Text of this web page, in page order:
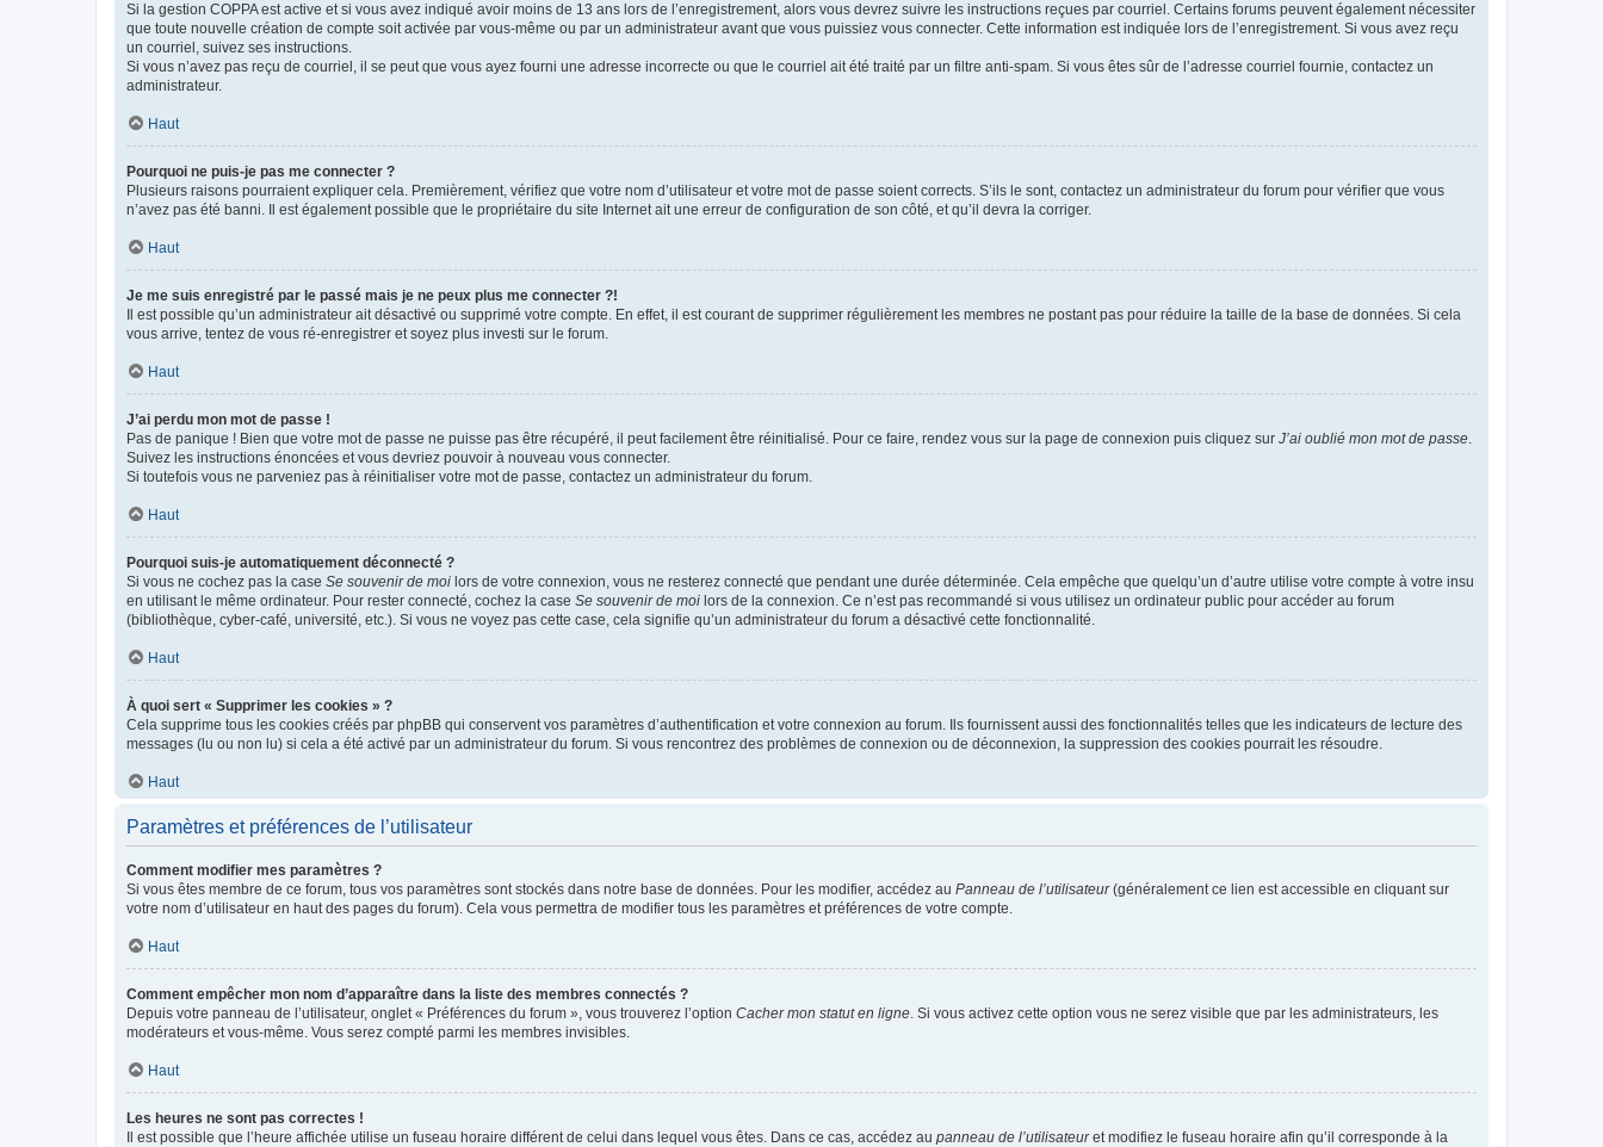
Si la gestion COPPA est active et si vous avez indiqué avoir moins de 13 ans lors de l’enregistrement, alors vous devrez suivre les instructions reçues par courriel. Certains forums peuvent également nécessiter
que toute nouvelle création de compte soit activée par vous-même ou par un administrateur avant que vous puissiez vous connecter. Cette information est indiquée lors de l’enregistrement. Si vous avez reçu
un courriel, suivez ses instructions.
Si vous n’avez pas reçu de courriel, il se peut que vous ayez fourni une adresse incorrecte ou que le courriel ait été traité par un filtre anti-spam. Si vous êtes sûr de l’adresse courriel fournie, contactez un
administrateur.
Haut
Pourquoi ne puis-je pas me connecter ?
Plusieurs raisons pourraient expliquer cela. Premièrement, vérifiez que votre nom d’utilisateur et votre mot de passe soient corrects. S’ils le sont, contactez un administrateur du forum pour vérifier que vous
n’avez pas été banni. Il est également possible que le propriétaire du site Internet ait une erreur de configuration de son côté, et qu’il devra la corriger.
Haut
Je me suis enregistré par le passé mais je ne peux plus me connecter ?!
Il est possible qu’un administrateur ait désactivé ou supprimé votre compte. En effet, il est courant de supprimer régulièrement les membres ne postant pas pour réduire la taille de la base de données. Si cela
vous arrive, tentez de vous ré-enregistrer et soyez plus investi sur le forum.
Haut
J’ai perdu mon mot de passe !
Pas de panique ! Bien que votre mot de passe ne puisse pas être récupéré, il peut facilement être réinitialisé. Pour ce faire, rendez vous sur la page de connexion puis cliquez sur J’ai oublié mon mot de passe.
Suivez les instructions énoncées et vous devriez pouvoir à nouveau vous connecter.
Si toutefois vous ne parveniez pas à réinitialiser votre mot de passe, contactez un administrateur du forum.
Haut
Pourquoi suis-je automatiquement déconnecté ?
Si vous ne cochez pas la case Se souvenir de moi lors de votre connexion, vous ne resterez connecté que pendant une durée déterminée. Cela empêche que quelqu’un d’autre utilise votre compte à votre insu
en utilisant le même ordinateur. Pour rester connecté, cochez la case Se souvenir de moi lors de la connexion. Ce n’est pas recommandé si vous utilisez un ordinateur public pour accéder au forum
(bibliothèque, cyber-café, université, etc.). Si vous ne voyez pas cette case, cela signifie qu’un administrateur du forum a désactivé cette fonctionnalité.
Haut
À quoi sert « Supprimer les cookies » ?
Cela supprime tous les cookies créés par phpBB qui conservent vos paramètres d’authentification et votre connexion au forum. Ils fournissent aussi des fonctionnalités telles que les indicateurs de lecture des
messages (lu ou non lu) si cela a été activé par un administrateur du forum. Si vous rencontrez des problèmes de connexion ou de déconnexion, la suppression des cookies pourrait les résoudre.
Haut
Paramètres et préférences de l’utilisateur
Comment modifier mes paramètres ?
Si vous êtes membre de ce forum, tous vos paramètres sont stockés dans notre base de données. Pour les modifier, accédez au Panneau de l’utilisateur(généralement ce lien est accessible en cliquant sur
votre nom d’utilisateur en haut des pages du forum). Cela vous permettra de modifier tous les paramètres et préférences de votre compte.
Haut
Comment empêcher mon nom d’apparaître dans la liste des membres connectés ?
Depuis votre panneau de l’utilisateur, onglet « Préférences du forum », vous trouverez l’option Cacher mon statut en ligne. Si vous activez cette option vous ne serez visible que par les administrateurs, les
modérateurs et vous-même. Vous serez compté parmi les membres invisibles.
Haut
Les heures ne sont pas correctes !
Il est possible que l’heure affichée utilise un fuseau horaire différent de celui dans lequel vous êtes. Dans ce cas, accédez au panneau de l’utilisateuret modifiez le fuseau horaire afin qu’il corresponde à la